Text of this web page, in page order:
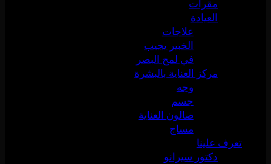
مقرات
العيادة
علاجات
الخبير يجيب
في لمح البصر
مركز العناية بالبشرة
وجه
جسم
صالون العناية
مساج
تعرف علينا
دكتور سيرانو